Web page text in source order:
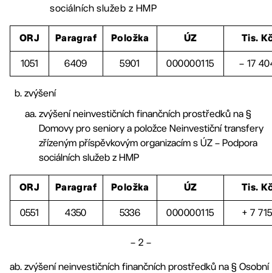
sociálních služeb z HMP
ORJ Paragraf Položka ÚZ Tis.
1051 6409 5901 000000115 – 17
zvýšení
zvýšení neinvestičních finančních prostředků na §
Domovy pro seniory a položce Neinvestiční transfery
zřízeným příspěvkovým organizacím s ÚZ – Podpora
sociálních služeb z HMP
ORJ Paragraf Položka ÚZ Tis.
0551 4350 5336 000000115 + 7 715
– 2 –
zvýšení neinvestičních finančních prostředků na § Osobní